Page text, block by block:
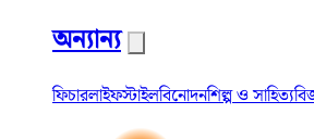
অন্যান্য
ফিচারলাইফস্টাইলবিনোদনশিল্প ও সাহিত্য